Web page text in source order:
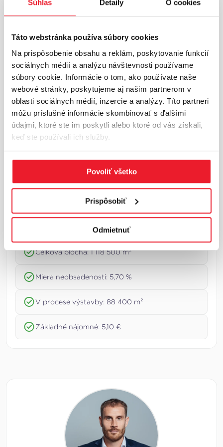
Súhlas Detaily O cookies
Táto webstránka používa súbory cookies
Na prispôsobenie obsahu a reklám, poskytovanie funkcií
sociálnych médií a analýzu návštevnosti používame
súbory cookie. Informácie o tom, ako používate naše
webové stránky, poskytujeme aj našim partnerom v
oblasti sociálnych médií, inzercie a analýzy. Títo partneri
môžu príslušné informácie skombinovať s ďalšími
údajmi, ktoré ste im poskytli alebo ktoré od vás získali,
keď ste používali ich služby.
Povoliť všetko
Prispôsobiť
Odmietnuť
km), Nitra (41 km) a Bratislava vytvára
ideálne podmienky pre skladovanie, výrobu
širokej pracovnej sile a dodávateľským
reťazcom.
INFORMÁCIE O LOKALITE
Trnava a okolie
orientáciou na výrobu a logistiku. Nachádza sa
na strategickom ťahu medzi Bratislavou a Nitrou
s priamym napojením na diaľnicu D1.Oblasti ako
Trnava, Sereď a Vod...Viac o lokalite
Základné trhové ukazovatele
Celková plocha: 1 118 500 m²
Miera neobsadenosti: 5,70 %
V procese výstavby: 88 400 m²
Základné nájomné: 5,10 €